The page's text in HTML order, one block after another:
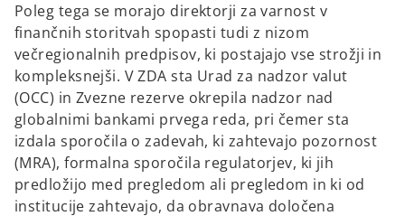
Poleg tega se morajo direktorji za varnost v
finančnih storitvah spopasti tudi z nizom
večregionalnih predpisov, ki postajajo vse strožji in
kompleksnejši. V ZDA sta Urad za nadzor valut
(OCC) in Zvezne rezerve okrepila nadzor nad
globalnimi bankami prvega reda, pri čemer sta
izdala sporočila o zadevah, ki zahtevajo pozornost
(MRA), formalna sporočila regulatorjev, ki jih
predložijo med pregledom ali pregledom in ki od
institucije zahtevajo, da obravnava določena